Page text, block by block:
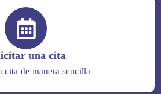
una cita
cita de manera sencilla